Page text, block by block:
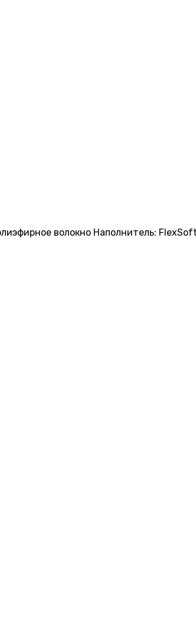
волокно Наполнитель: